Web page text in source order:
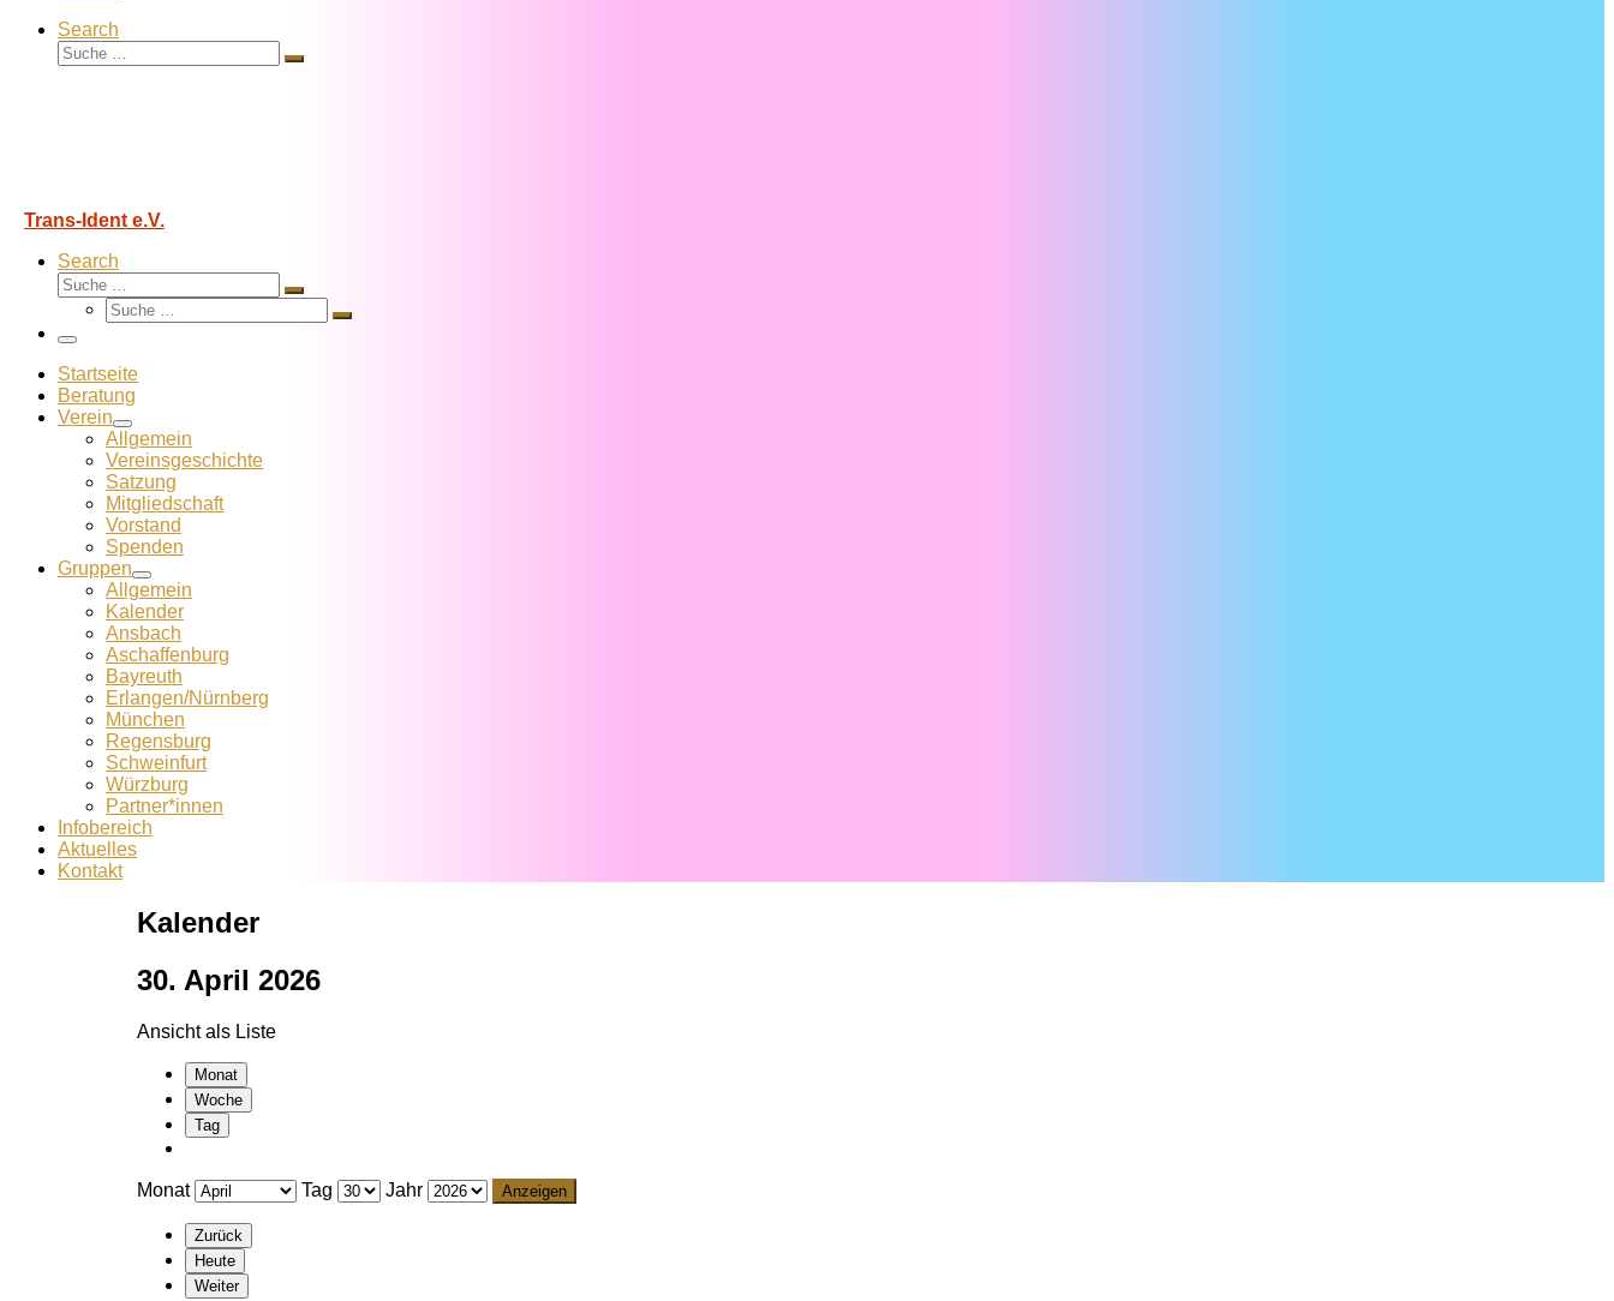
Search
Suche
Suche
Trans-Ident e.V.
Search
Suche
Suche
Suche
Suche
Menü
Startseite
Beratung
Verein
Allgemein
Vereins­geschichte
Satzung
Mitglied­schaft
Vorstand
Spenden
Gruppen
Allgemein
Kalender
Ansbach
Aschaffenburg
Bayreuth
Erlangen/Nürnberg
München
Regensburg
Schweinfurt
Würzburg
Partner*innen
Infobereich
Aktuelles
Kontakt
Kalender
30. April 2026
Ansicht als Liste
Monat
Woche
Tag
Monat Tag Jahr
Zurück
Heute
Weiter